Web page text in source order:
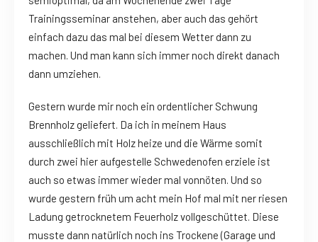
Trainingsseminar anstehen, aber auch das gehört
einfach dazu das mal bei diesem Wetter dann zu
machen. Und man kann sich immer noch direkt danach
dann umziehen.
Gestern wurde mir noch ein ordentlicher Schwung
Brennholz geliefert. Da ich in meinem Haus
ausschließlich mit Holz heize und die Wärme somit
durch zwei hier aufgestelle Schwedenofen erziele ist
auch so etwas immer wieder mal vonnöten. Und so
wurde gestern früh um acht mein Hof mal mit ner riesen
Ladung getrocknetem Feuerholz vollgeschüttet. Diese
musste dann natürlich noch ins Trockene (Garage und